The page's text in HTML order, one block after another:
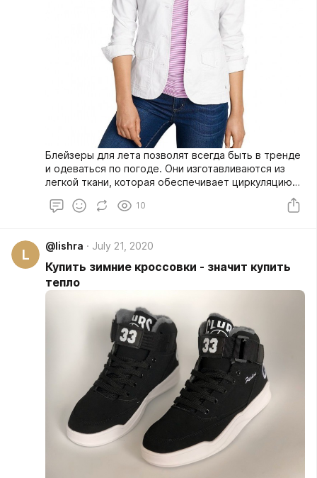
Блейзеры для лета позволят всегда быть в тренде
и одеваться по погоде. Они изготавливаются из
легкой ткани, которая обеспечивает циркуляцию
свободными, так и сшитыми по фигуре.
10
L
@lishra July 21, 2020
Купить зимние кроссовки - значит купить
тепло